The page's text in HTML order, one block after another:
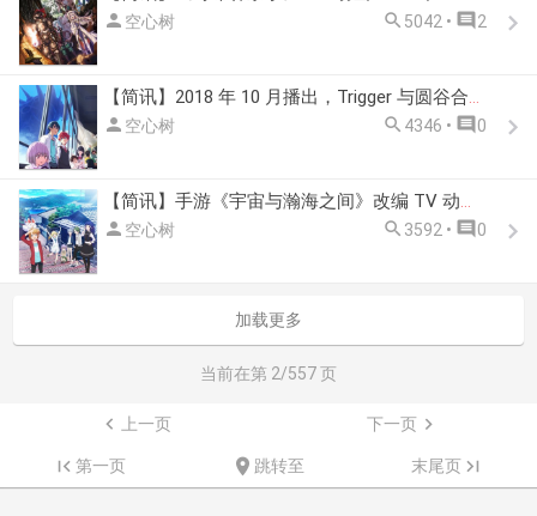
 空心树  5042 •  2
【简讯】2018 年 10 月播出，Trigger 与圆谷合作《电光超人古立特》动画公开
 空心树  4346 •  0
【简讯】手游《宇宙与瀚海之间》改编 TV 动画 2018 年 10 月播出
 空心树  3592 •  0
加载更多
当前在第 2/557 页
 上一页 下一页
第一页 跳转至 末尾页